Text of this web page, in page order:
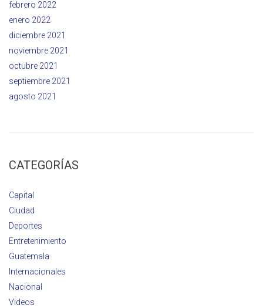
febrero 2022
enero 2022
diciembre 2021
noviembre 2021
octubre 2021
septiembre 2021
agosto 2021
CATEGORÍAS
Capital
Ciudad
Deportes
Entretenimiento
Guatemala
Internacionales
Nacional
Videos